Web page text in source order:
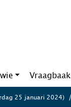
Vraagbaak
25 januari 2024)